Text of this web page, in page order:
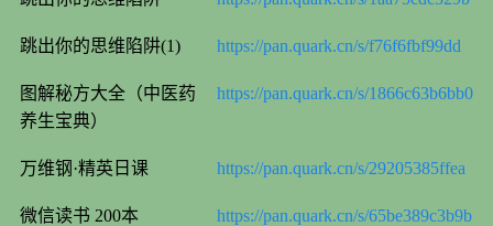
跳出你的思维陷阱(1) https://pan.quark.cn/s/f76f6fbf99dd
图解秘方大全（中医药
养生宝典）
https://pan.quark.cn/s/1866c63b6bb0
万维钢·精英日课 https://pan.quark.cn/s/29205385ffea
微信读书 200本 https://pan.quark.cn/s/65be389c3b9b